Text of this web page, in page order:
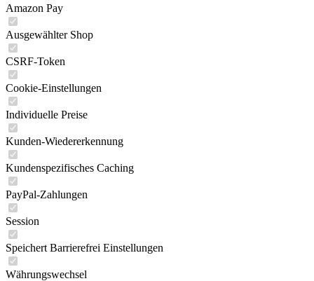
Amazon Pay
Ausgewählter Shop
CSRF-Token
Cookie-Einstellungen
Individuelle Preise
Kunden-Wiedererkennung
Kundenspezifisches Caching
PayPal-Zahlungen
Session
Speichert Barrierefrei Einstellungen
Währungswechsel